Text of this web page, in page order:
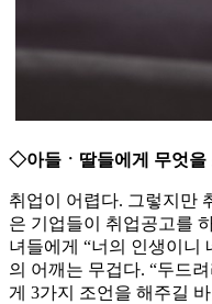
◇아들ㆍ딸들에게 무엇을
취업이 어렵다. 그렇지만
은 기업들이 취업공고를
녀들에게 “너의 인생이니
의 어깨는 무겁다. “두드
게 3가지 조언을 해주길